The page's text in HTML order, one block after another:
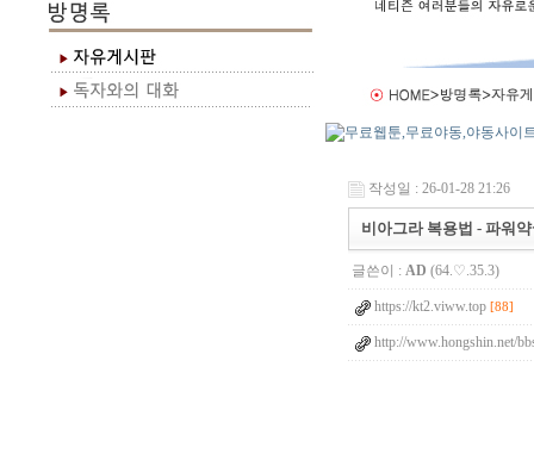
작성일 : 26-01-28 21:26
비아그라 복용법 - 파워
글쓴이 : AD (64.♡.35.3)
https://kt2.viww.top [88]
http://www.hongshin.net/